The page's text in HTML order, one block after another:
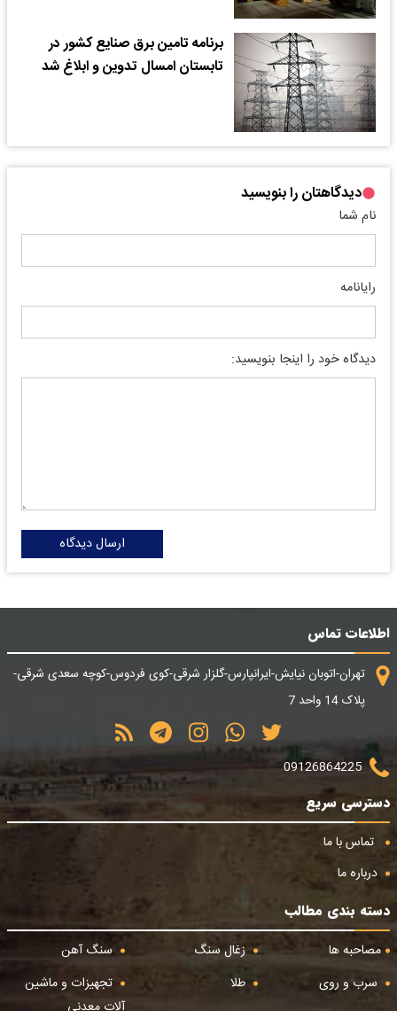
برنامه تامین برق صنایع کشور در
تابستان امسال تدوین و ابلاغ شد
دیدگاهتان را بنویسید
نام شما
رایانامه
دیدگاه خود را اینجا بنویسید:
ارسال دیدگاه
اطلاعات تماس
تهران-اتوبان نیایش-ایرانپارس-گلزار شرقی-کوی فردوس-کوچه سعدی شرقی-
پلاک 14 واحد 7
09126864225
دسترسی سریع
تماس با ما
درباره ما
دسته بندی مطالب
مصاحبه ها
زغال سنگ
سنگ آهن
سرب و روی
طلا
تجهیزات و ماشین